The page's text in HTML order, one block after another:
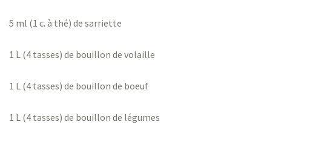
5 ml (1 c. à thé) de sarriette
1 L (4 tasses) de bouillon de volaille
1 L (4 tasses) de bouillon de boeuf
1 L (4 tasses) de bouillon de légumes